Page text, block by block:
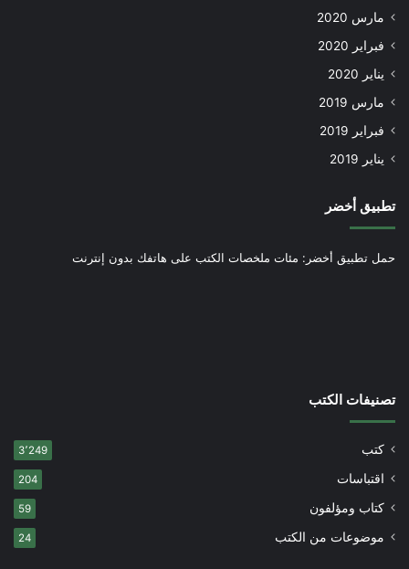
مارس 2020
فبراير 2020
يناير 2020
مارس 2019
فبراير 2019
يناير 2019
تطبيق أخضر
حمل تطبيق أخضر: مئات ملخصات الكتب على هاتفك بدون إنترنت
تصنيفات الكتب
كتب 3٬249
اقتباسات 204
كتاب ومؤلفون 59
موضوعات من الكتب 24